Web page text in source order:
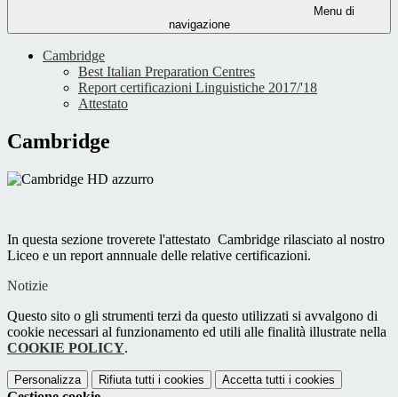
Menu di
navigazione
Cambridge
Best Italian Preparation Centres
Report certificazioni Linguistiche 2017/'18
Attestato
Cambridge
In questa sezione troverete l'attestato Cambridge rilasciato al nostro
Liceo e un report annnuale delle relative certificazioni.
Notizie
Questo sito o gli strumenti terzi da questo utilizzati si avvalgono di
cookie necessari al funzionamento ed utili alle finalità illustrate nella
COOKIE POLICY.
Personalizza Rifiuta tutti i cookies Accetta tutti i cookies